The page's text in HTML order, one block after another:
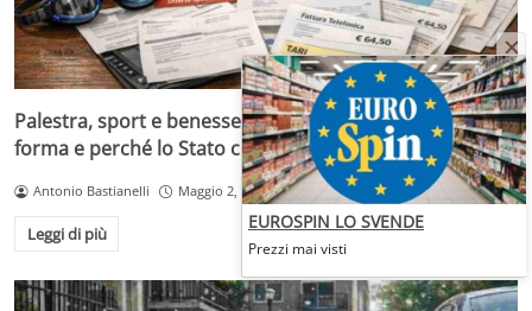
Palestra, sport e benessere: quanto costa tenersi in
forma e perché lo Stato ci guadagna
Antonio Bastianelli Maggio 2, 2026
Leggi di più
EUROSPIN LO SVENDE
Prezzi mai visti